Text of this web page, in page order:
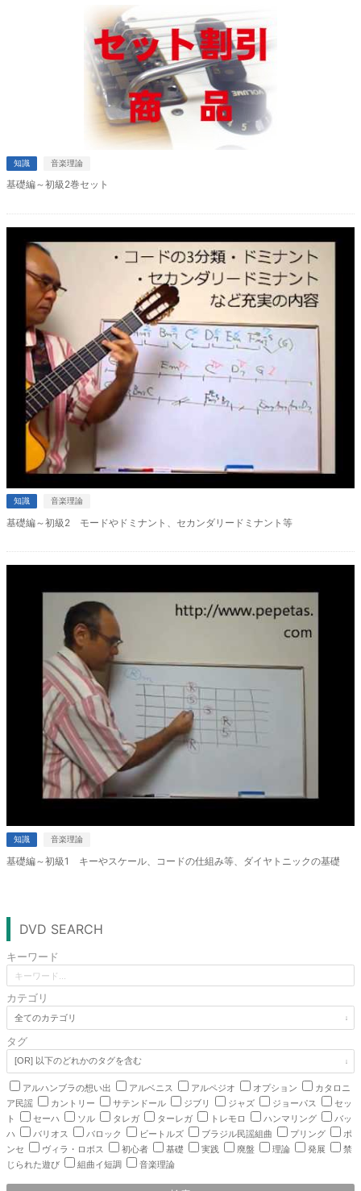
知識 音楽理論
基礎編～初級2巻セット
知識 音楽理論
基礎編～初級2 モードやドミナント、セカンダリードミナント等
知識 音楽理論
基礎編～初級1 キーやスケール、コードの仕組み等、ダイヤトニックの基礎
DVD SEARCH
キーワード
カテゴリ
タグ
アルハンブラの想い出 アルベニス アルペジオ オプション
カタロニ
ア民謡
カントリー サテンドール ジブリ ジャズ ジョーパス
セッ
ト
セーハ ソル タレガ ターレガ トレモロ ハンマリング
バッ
ハ
バリオス バロック ビートルズ ブラジル民謡組曲 プリング
ポ
ンセ
ヴィラ・ロボス 初心者 基礎 実践 廃盤 理論 発展
禁
じられた遊び
組曲イ短調 音楽理論